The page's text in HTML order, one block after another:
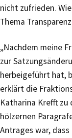
nicht zufrieden.
Thema
„Nachdem meine
zur
herbeigeführt hat,
erklärt die
Katharina Krefft zu
hölzernen
Antrages war,